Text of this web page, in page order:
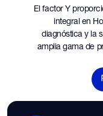
El factor Y
integral en
diagnóstica y la
amplia gama de